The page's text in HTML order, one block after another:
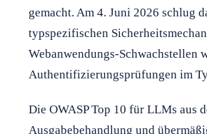
gemacht. Am 4. Juni 2026 schlug
typspezifischen
Webanwendungs-Schwachstellen
Authentifizierungsprüfungen im
Die OWASP Top 10 für LLMs aus
Ausgabebehandlung und